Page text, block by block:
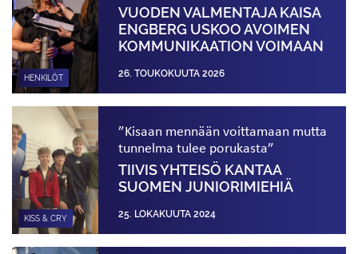
HENKILÖT
VUODEN VALMENTAJA KAISA
ENGBERG USKOO AVOIMEN
KOMMUNIKAATION VOIMAAN
26. TOUKOKUUTA 2026
KISS & CRY
”Kisaan mennään voittamaan mutta
tunnelma tulee porukasta”
TIIVIS YHTEISÖ KANTAA
SUOMEN JUNIORIMIEHIÄ
25. LOKAKUUTA 2024